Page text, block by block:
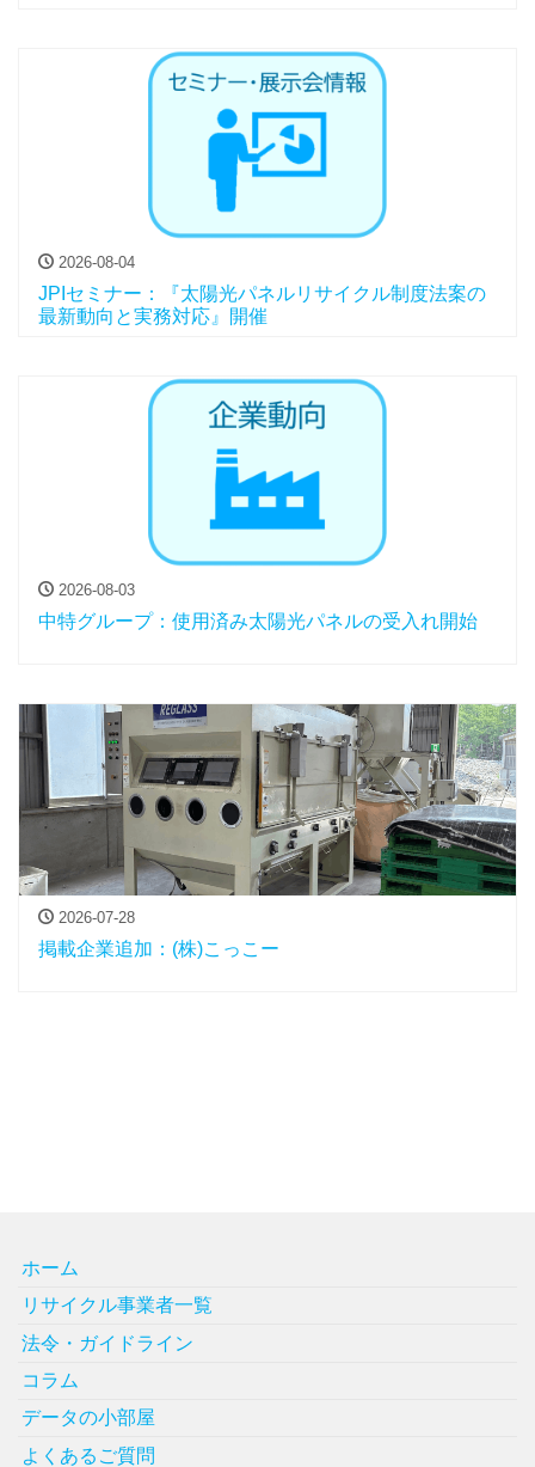
2026-08-04
JPIセミナー：『太陽光パネルリサイクル制度法案の
最新動向と実務対応』開催
2026-08-03
中特グループ：使用済み太陽光パネルの受入れ開始
2026-07-28
掲載企業追加：(株)こっこー
ホーム
リサイクル事業者一覧
法令・ガイドライン
コラム
データの小部屋
よくあるご質問